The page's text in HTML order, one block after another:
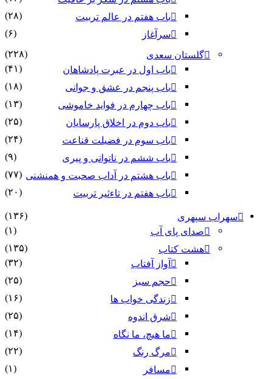
باب هفتم در عالم تربیت
(۲۸)
سرآغاز
(۶)
گلستان سعدی
(۲۲۸)
باب اول در عبرت پادشاهان
(۴۱)
باب پنجم در عشق و جوانى
(۱۸)
باب چهارم در فواید خاموشى
(۱۳)
باب دوم در اخلاق پارسایان
(۲۵)
باب سوم در فضیلت قناعت
(۲۴)
باب ششم در ناتوانى و پیرى
(۹)
باب هشتم در آداب صحبت و همنشنى (۷۷)
باب هفتم در تاءثیر تربیت
(۲۰)
سهراب سپهری
(۱۳۶)
صدای پای آب
(۱)
هشت کتاب
(۱۳۵)
آواز آفتاب
(۳۲)
حجم سبز
(۲۵)
زندگی خواب ها
(۱۶)
شرق اندوه
(۲۵)
ما هیچ، ما نگاه
(۱۴)
مرگ رنگ
(۲۲)
مسافر
(۱)